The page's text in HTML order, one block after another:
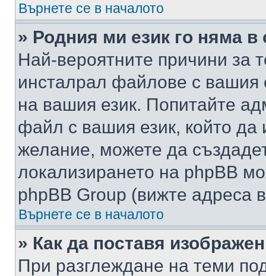
Върнете се в началото
» Родния ми език го няма в
Най-вероятните причини за
инсталрал файлове с вашия
на вашия език. Попитайте
файл с вашия език, който да
желание, можете да
локализирането на phpBB
phpBB Group (вижте адреса
Върнете се в началото
» Как да поставя
При разглеждане на теми